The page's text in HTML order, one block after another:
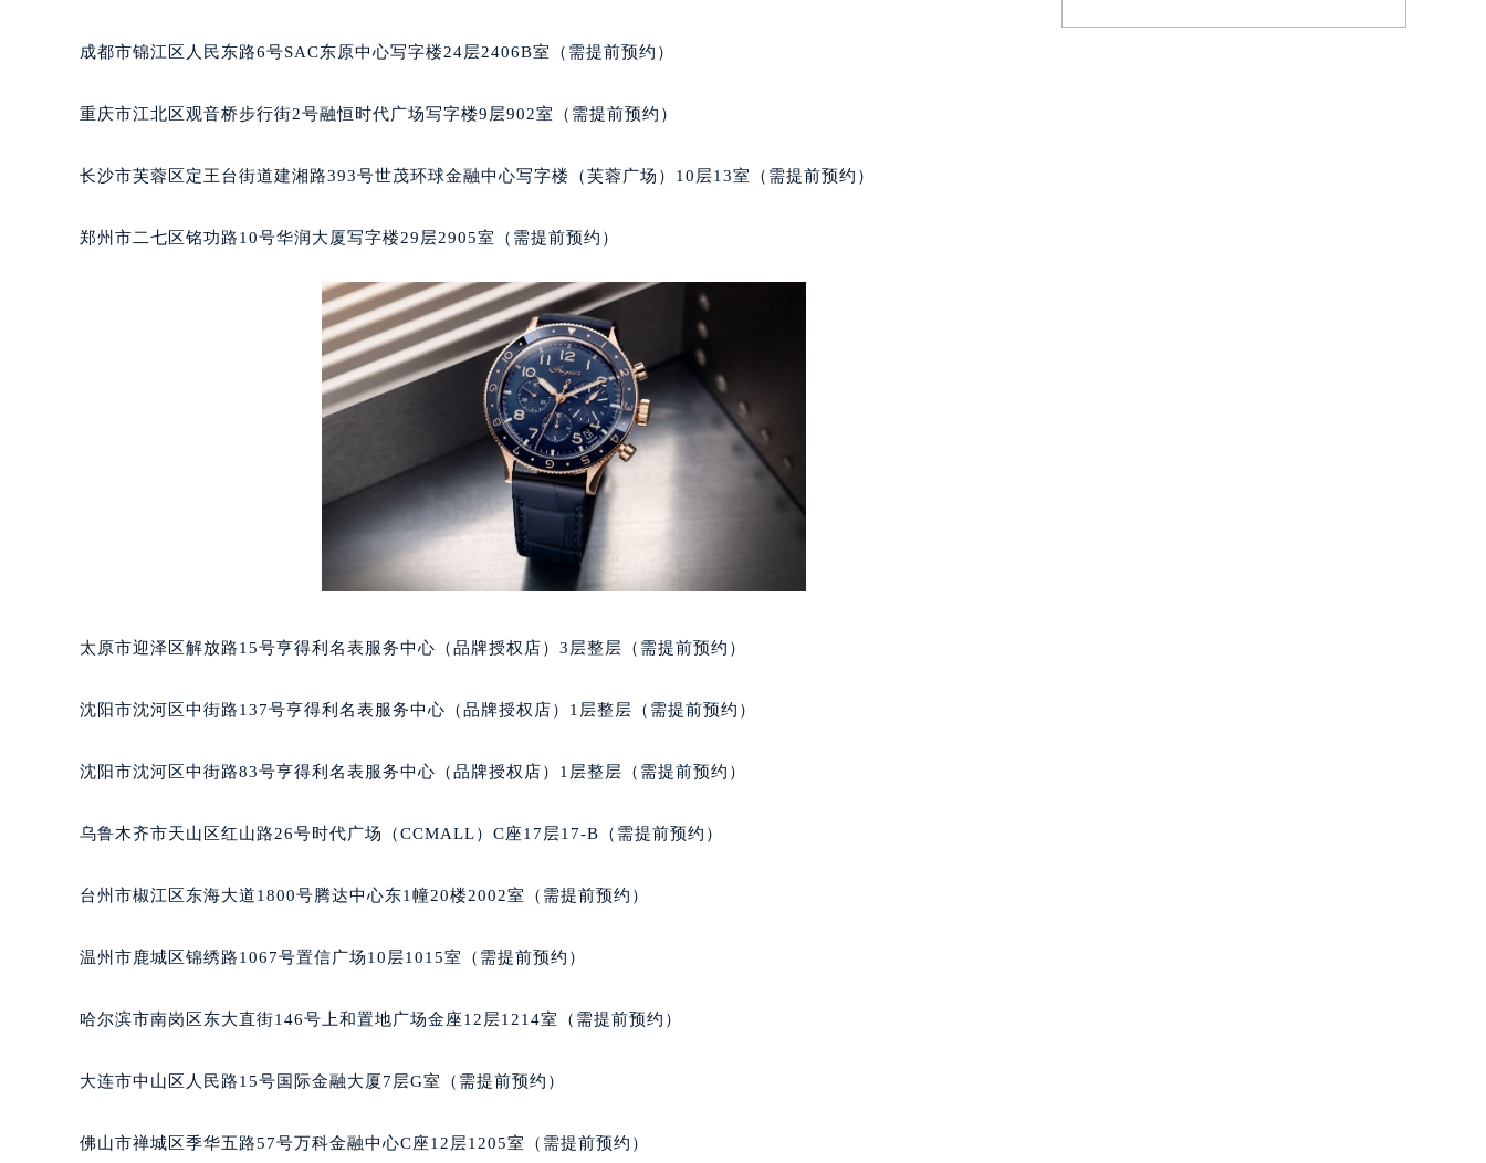
吉林省白城市洮北区明仁南街宝玑售后服务中心（需提前预约）
吉林省吉林市船营区河南街宝玑售后服务中心（需提前预约）
吉林省梅河口市新华街道梅河大街宝玑售后服务中心（需提前预约）
吉林省松原市宁江区五环大街宝玑售后服务中心（需提前预约）
吉林省延边市延吉市解放路宝玑售后服务中心（需提前预约）
辽宁省鞍山市铁东区站前街宝玑售后服务中心（需提前预约）
辽宁省本溪市平山区胜利路宝玑售后服务中心（需提前预约）
辽宁省朝阳市双塔区新华路宝玑售后服务中心（需提前预约）
辽宁省丹东市振兴区七经街宝玑售后服务中心（需提前预约）
辽宁省抚顺市新抚区东一路宝玑售后服务中心（需提前预约）
辽宁省阜新市海州区解放大街宝玑售后服务中心（需提前预约）
辽宁省葫芦岛市连山区中央路宝玑售后服务中心（需提前预约）
辽宁省锦州市古塔区中央大街宝玑售后服务中心（需提前预约）
辽宁省辽阳市白塔区新运大街宝玑售后服务中心（需提前预约）
成都市锦江区人民东路6号SAC东原中心写字楼24层2406B室（需提前预约）
重庆市江北区观音桥步行街2号融恒时代广场写字楼9层902室（需提前预约）
长沙市芙蓉区定王台街道建湘路393号世茂环球金融中心写字楼（芙蓉广场）10层13室（需提前预约）
郑州市二七区铭功路10号华润大厦写字楼29层2905室（需提前预约）
太原市迎泽区解放路15号亨得利名表服务中心（品牌授权店）3层整层（需提前预约）
沈阳市沈河区中街路137号亨得利名表服务中心（品牌授权店）1层整层（需提前预约）
沈阳市沈河区中街路83号亨得利名表服务中心（品牌授权店）1层整层（需提前预约）
乌鲁木齐市天山区红山路26号时代广场（CCMALL）C座17层17-B（需提前预约）
台州市椒江区东海大道1800号腾达中心东1幢20楼2002室（需提前预约）
温州市鹿城区锦绣路1067号置信广场10层1015室（需提前预约）
哈尔滨市南岗区东大直街146号上和置地广场金座12层1214室（需提前预约）
大连市中山区人民路15号国际金融大厦7层G室（需提前预约）
佛山市禅城区季华五路57号万科金融中心C座12层1205室（需提前预约）